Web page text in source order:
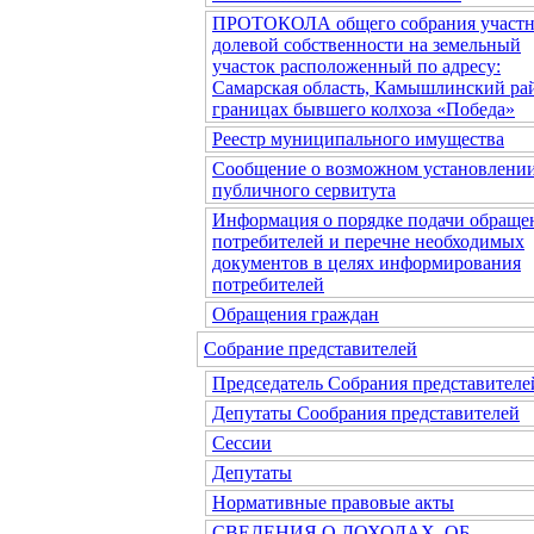
ПРОТОКОЛА общего собрания
долевой собственности на земельный
участок расположенный по адресу:
Самарская область, Камышлинский
границах бывшего колхоза «Победа»
Реестр муниципального имущества
Сообщение о возможном
публичного сервитута
Информация о порядке подачи
потребителей и перечне необходимых
документов в целях информирования
потребителей
Обращения граждан
Собрание представителей
Председатель Собрания
Депутаты Сообрания представителей
Сессии
Депутаты
Нормативные правовые акты